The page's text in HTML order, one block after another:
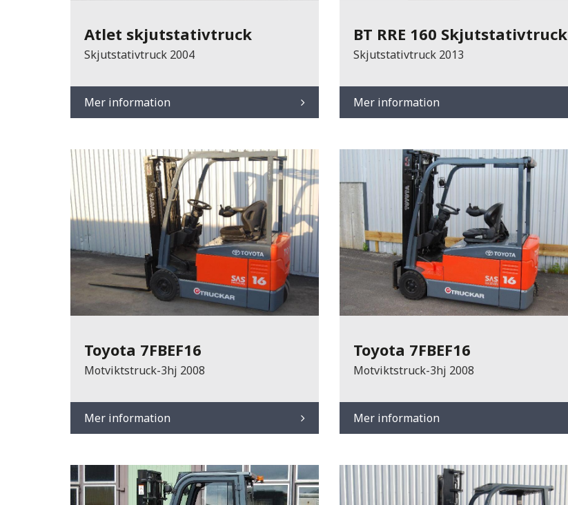
Atlet skjutstativtruck
Skjutstativtruck 2004
Mer information
BT RRE 160 Skjutstativtruck
Skjutstativtruck 2013
Mer information
Toyota 7FBEF16
Motviktstruck-3hj 2008
Mer information
Toyota 7FBEF16
Motviktstruck-3hj 2008
Mer information